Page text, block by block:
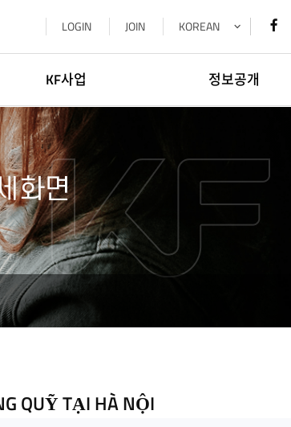
LOGIN JOIN KOREAN
KF사업
학
벌네트워킹
교류
글로벌 센터
중앙아협력포럼사무국
아세안문화원
정보공개
경영공시정보
재정정보공개
데이터기반행정
사업실명제
화면
QUỸ TẠI HÀ NỘI